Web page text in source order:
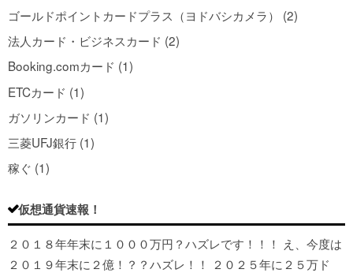
ゴールドポイントカードプラス（ヨドバシカメラ） (2)
法人カード・ビジネスカード (2)
Booking.comカード (1)
ETCカード (1)
ガソリンカード (1)
三菱UFJ銀行 (1)
稼ぐ (1)
仮想通貨速報！
２０１８年年末に１０００万円？ハズレです！！！ え、今度は
２０１９年末に２億！？？ハズレ！！ ２０２５年に２５万ド